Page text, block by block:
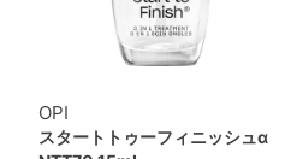
OPI
スタートトゥーフィニッシュα